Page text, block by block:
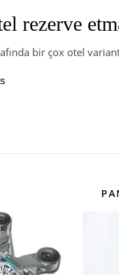
rezerve
bir çox otel